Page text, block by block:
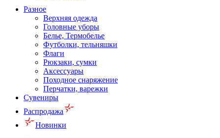
Разное
Верхняя одежда
Головные уборы
Белье, Термобелье
Футболки, тельняшки
Флаги
Рюкзаки, сумки
Аксессуары
Походное снаряжение
Перчатки, варежки
Сувениры
Распродажа
Новинки